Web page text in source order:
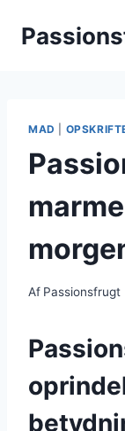
MAD
Af Passionsfrugt